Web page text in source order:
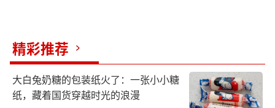
精彩推荐
大白兔奶糖的包装纸火了：一张小小糖
纸，藏着国货穿越时光的浪漫